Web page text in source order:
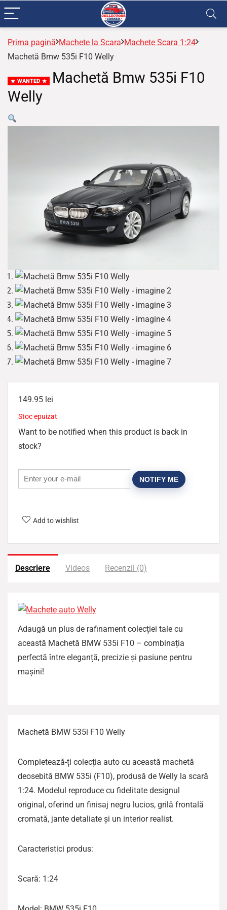
Prima pagină Machete la Scara Machete Scara 1:24
Machetă Bmw 535i F10 Welly
WANTED
Machetă Bmw 535i F10
Welly
149.95 lei
Stoc epuizat
Want to be notified when this product is back in
stock?
NOTIFY ME
Add to wishlist
Descriere Videos Recenzii (0)
Adaugă un plus de rafinament colecției tale cu
această Machetă BMW 535i F10 – combinația
perfectă între eleganță, precizie și pasiune pentru
mașini!
Machetă BMW 535i F10 Welly
Completează-ți colecția auto cu această machetă
deosebită BMW 535i (F10), produsă de Welly la scară
1:24. Modelul reproduce cu fidelitate designul
original, oferind un finisaj negru lucios, grilă frontală
cromată, jante detaliate și un interior realist.
Caracteristici produs:
Scară: 1:24